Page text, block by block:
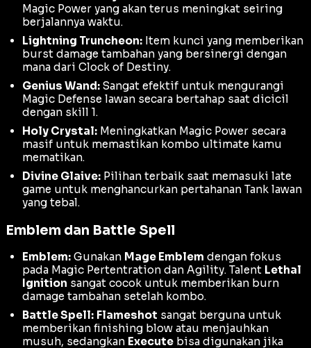
Magic Power yang akan terus meningkat seiring
berjalannya waktu.
Lightning Truncheon: Item kunci yang memberikan
burst damage tambahan yang bersinergi dengan
mana dari Clock of Destiny.
Genius Wand: Sangat efektif untuk mengurangi
Magic Defense lawan secara bertahap saat dicicil
dengan skill 1.
Holy Crystal: Meningkatkan Magic Power secara
masif untuk memastikan kombo ultimate kamu
mematikan.
Divine Glaive: Pilihan terbaik saat memasuki late
game untuk menghancurkan pertahanan Tank lawan
yang tebal.
Emblem dan Battle Spell
Emblem: Gunakan Mage Emblem dengan fokus
pada Magic Pertentration dan Agility. Talent Lethal
Ignition sangat cocok untuk memberikan burn
damage tambahan setelah kombo.
Battle Spell: Flameshot sangat berguna untuk
memberikan finishing blow atau menjauhkan
musuh, sedangkan Execute bisa digunakan jika